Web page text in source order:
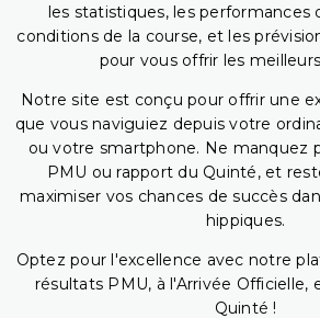
les statistiques, les performances
conditions de la course, et les
pour vous offrir les
Notre site est conçu pour offrir une
que vous naviguiez depuis votre
ou votre smartphone. Ne manquez
PMU ou rapport du Quinté, et
maximiser vos chances de succès
hippiques.
Optez pour l'excellence avec notre
résultats PMU, à l'Arrivée Officielle,
Quinté !